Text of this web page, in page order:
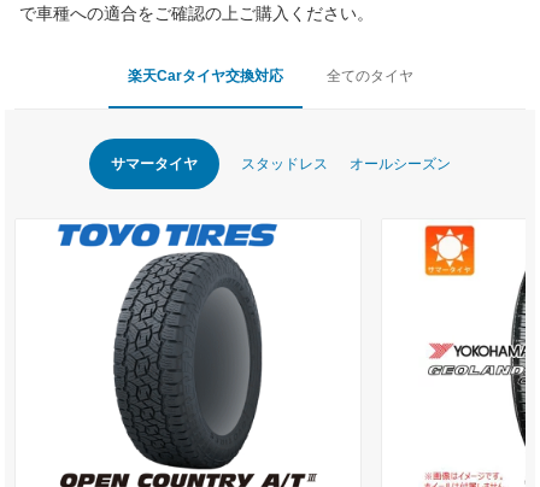
で車種への適合をご確認の上ご購入ください。
楽天Carタイヤ交換対応 全てのタイヤ
サマータイヤ スタッドレス オールシーズン